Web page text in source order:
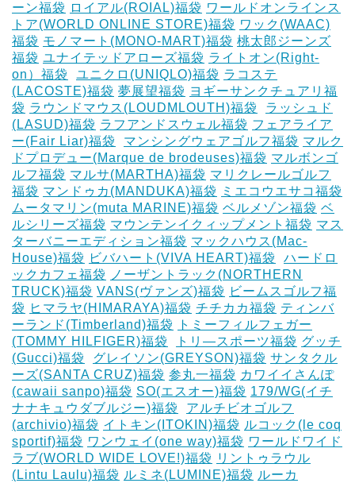
ーン福袋 ロイアル(ROIAL)福袋 ワールドオンラインス
トア(WORLD ONLINE STORE)福袋 ワック(WAAC)
福袋 モノマート(MONO-MART)福袋 桃太郎ジーンズ
福袋 ユナイテッドアローズ福袋 ライトオン(Right-
on）福袋
ユニクロ(UNIQLO)福袋 ラコステ
(LACOSTE)福袋 夢展望福袋 ヨギーサンクチュアリ福
袋 ラウンドマウス(LOUDMLOUTH)福袋
ラッシュド
(LASUD)福袋 ラフアンドスウェル福袋 フェアライア
ー(Fair Liar)福袋
マンシングウェアゴルフ福袋 マルク
ドプロデュー(Marque de brodeuses)福袋 マルボンゴ
ルフ福袋 マルサ(MARTHA)福袋 マリクレールゴルフ
福袋 マンドゥカ(MANDUKA)福袋
ミエコウエサコ福袋
ムータマリン(muta MARINE)福袋 ベルメゾン福袋 ベ
ルシリーズ福袋 マウンテンイクィップメント福袋 マス
ターバニーエディション福袋 マックハウス(Mac-
House)福袋 ビバハート(VIVA HEART)福袋
ハードロ
ックカフェ福袋
ノーザントラック(NORTHERN
TRUCK)福袋 VANS(ヴァンズ)福袋 ビームスゴルフ福
袋 ヒマラヤ(HIMARAYA)福袋 チチカカ福袋 ティンバ
ーランド(Timberland)福袋
トミーフィルフェガー
(TOMMY HILFIGER)福袋
トリ―スポーツ福袋 グッチ
(Gucci)福袋
グレイソン(GREYSON)福袋 サンタクル
ーズ(SANTA CRUZ)福袋 参丸一福袋 カワイイさんぽ
(cawaii sanpo)福袋 SO(エスオー)福袋 179/WG(イチ
ナナキュウダブルジー)福袋
アルチビオゴルフ
(archivio)福袋 イトキン(ITOKIN)福袋 ルコック(le coq
sportif)福袋 ワンウェイ(one way)福袋 ワールドワイド
ラブ(WORLD WIDE LOVE!)福袋 リントゥラウル
(Lintu Laulu)福袋 ルミネ(LUMINE)福袋 ルーカ